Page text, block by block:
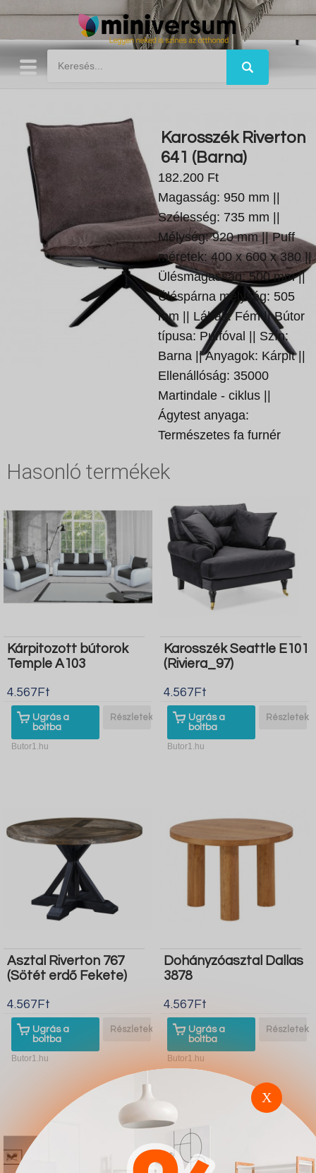
Karosszék Riverton
641 (Barna)
182.200 Ft
Magasság: 950 mm ||
Szélesség: 735 mm ||
Mélység: 920 mm || Puff
méretek: 400 x 600 x 380 ||
Ülésmagasság: 500 mm ||
Üléspárna mélység: 505
mm || Lábak: Fém || Bútor
típusa: Puffóval || Szín:
Barna || Anyagok: Kárpit ||
Ellenállóság: 35000
Martindale - ciklus ||
Ágytest anyaga:
Természetes fa furnér
Hasonló termékek
Kárpitozott bútorok
Temple A103
4.567Ft
Ugrás a
boltba
Részletek
Butor1.hu
Karosszék Seattle E101
(Riviera_97)
4.567Ft
Ugrás a
boltba
Részletek
Butor1.hu
Asztal Riverton 767
(Sötét erdő Fekete)
4.567Ft
Ugrás a
boltba
Részletek
Butor1.hu
Dohányzóasztal Dallas
3878
4.567Ft
Ugrás a
boltba
Részletek
Butor1.hu
X